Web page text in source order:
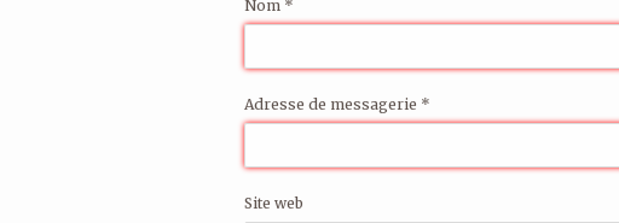
Nom *
Adresse de messagerie *
Site web